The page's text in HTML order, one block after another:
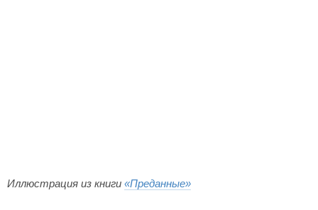
Иллюстрация из книги «Преданные»